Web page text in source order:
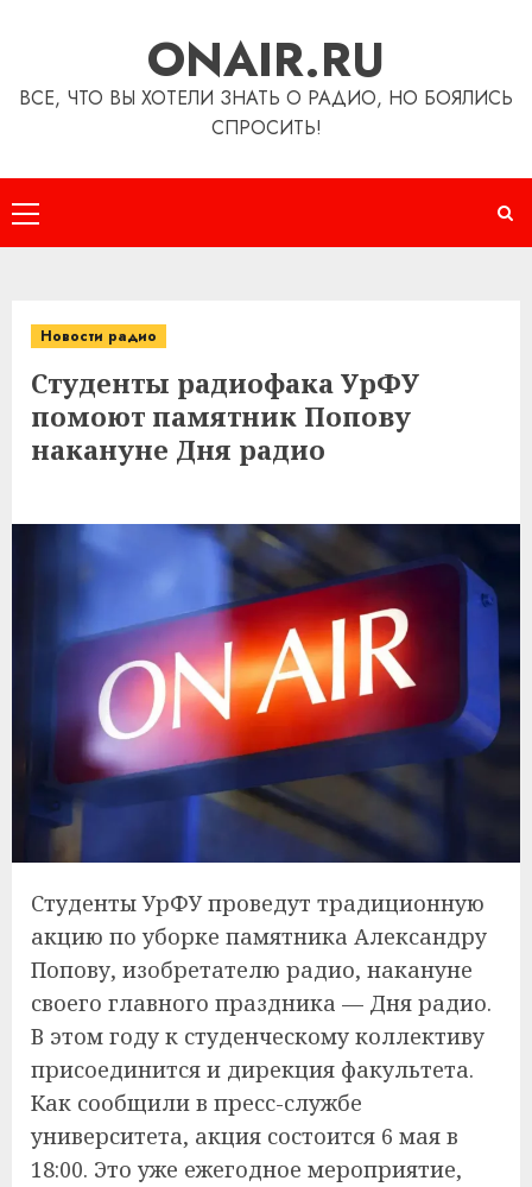
ONAIR.RU
ВСЕ, ЧТО ВЫ ХОТЕЛИ ЗНАТЬ О РАДИО, НО БОЯЛИСЬ
СПРОСИТЬ!
Основное
меню
Новости радио
Студенты радиофака УрФУ
помоют памятник Попову
накануне Дня радио
Студенты УрФУ проведут традиционную
акцию по уборке памятника Александру
Попову, изобретателю радио, накануне
своего главного праздника — Дня радио.
В этом году к студенческому коллективу
присоединится и дирекция факультета.
Как сообщили в пресс-службе
университета, акция состоится 6 мая в
18:00. Это уже ежегодное мероприятие,